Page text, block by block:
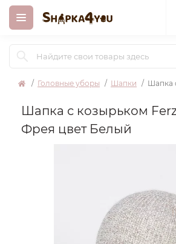
Головные уборы Шапки Шапка
Шапка с козырьком
Фрея цвет Белый